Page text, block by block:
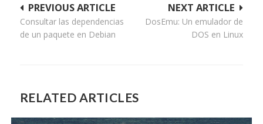
Navegación
de
NEXT ARTICLE
DosEmu: Un emulador de
DOS en Linux
PREVIOUS ARTICLE
Consultar las dependencias
de un paquete en Debian
RELATED ARTICLES